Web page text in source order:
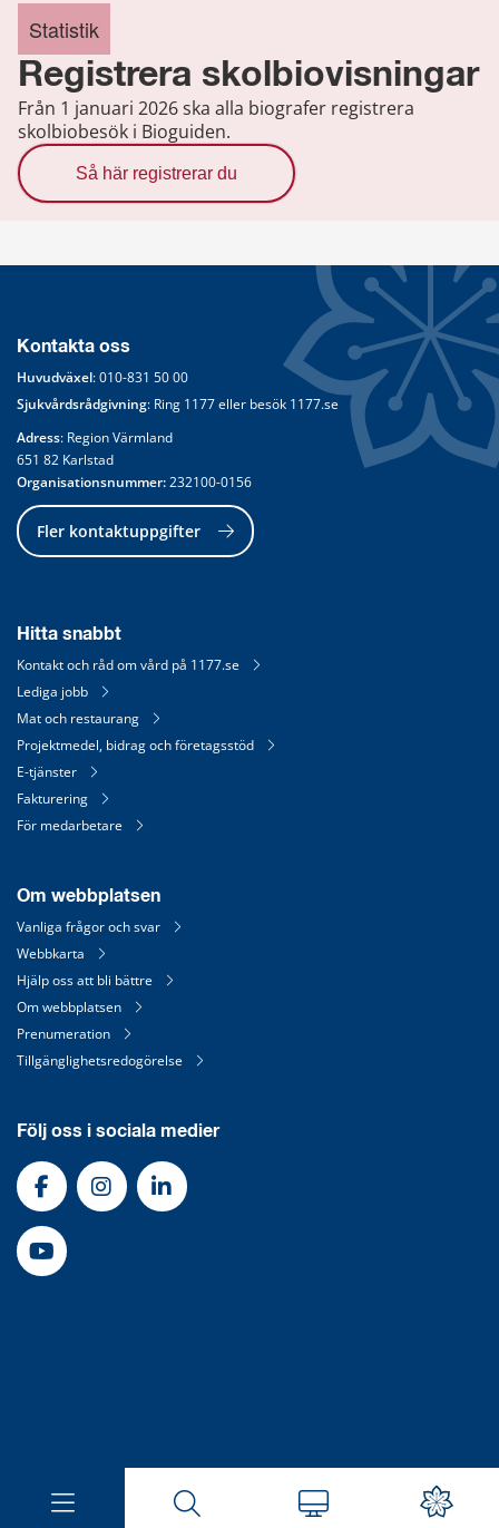
Statistik
Registrera skolbiovisningar
Från 1 januari 2026 ska alla biografer registrera
skolbiobesök i Bioguiden.
Så här registrerar du
Kontakta oss
Huvudväxel: 010-831 50 00
Sjukvårdsrådgivning: Ring 1177 eller besök 1177.se
Adress: Region Värmland
651 82 Karlstad
Organisationsnummer: 232100-0156
Fler kontaktuppgifter
Hitta snabbt
Kontakt och råd om vård på 1177.se
Lediga jobb
Mat och restaurang
Projektmedel, bidrag och företagsstöd
E-tjänster
Fakturering
För medarbetare
Om webbplatsen
Vanliga frågor och svar
Webbkarta
Hjälp oss att bli bättre
Om webbplatsen
Prenumeration
Tillgänglighetsredogörelse
Följ oss i sociala medier